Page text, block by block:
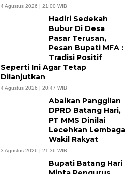
4 Agustus 2026 | 21:00 WIB
Hadiri Sedekah
Bubur Di Desa
Pasar Terusan,
Pesan Bupati MFA :
Tradisi Positif
Seperti Ini Agar Tetap
Dilanjutkan
4 Agustus 2026 | 20:47 WIB
Abaikan Panggilan
DPRD Batang Hari,
PT MMS Dinilai
Lecehkan Lembaga
Wakil Rakyat
3 Agustus 2026 | 21:36 WIB
Bupati Batang Hari